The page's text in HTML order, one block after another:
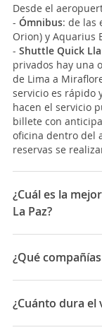
Desde el
- Ómnibus: de las
Orion) y Aquarius
- Shuttle Quick
privados hay una
de Lima a
servicio es rápido
hacen el servicio
billete con
oficina dentro del
reservas se
¿Cuál es la
La Paz?
Las mejores
son: LATAM
¿Qué
Las compañías
Peruvian Airlines,
Aviacion, Hahn Air
¿Cuánto dura el